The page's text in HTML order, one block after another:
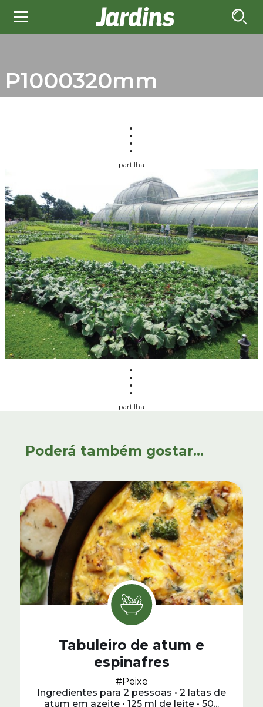
P1000320mm
partilha
partilha
Poderá também gostar...
Tabuleiro de atum e
espinafres
#Peixe
Ingredientes para 2 pessoas • 2 latas de
atum em azeite • 125 ml de leite • 50...